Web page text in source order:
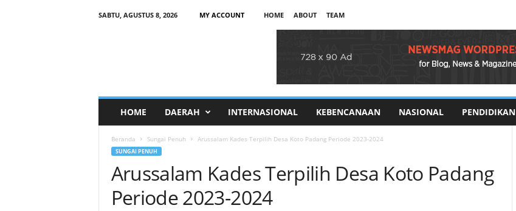
SABTU, AGUSTUS 8, 2026 MY ACCOUNT HOME ABOUT TEAM
HOME DAERAH INTERNASIONAL KEBENCANAAN NASIONAL PENDIDIKAN
Beranda Sungai Penuh Arussalam Kades Terpilih Desa Koto Padang Periode 2023-2024
SUNGAI PENUH
Arussalam Kades Terpilih Desa Koto Padang
Periode 2023-2024